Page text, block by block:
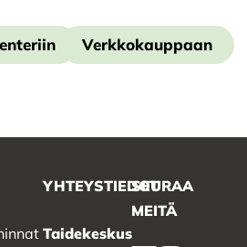
Verkkokauppaan
YHTEYSTIEDOT
Taidekeskus
SEURAA
MEITÄ